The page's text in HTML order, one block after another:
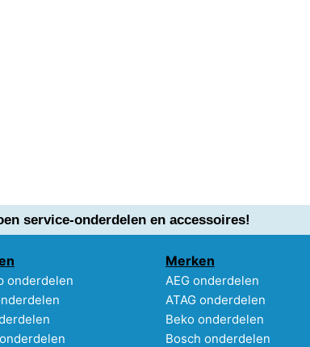
service-onderdelen en accessoires!
onderdelen
Merken
AEG onderdelen
ATAG onderdelen
Beko onderdelen
Bosch onderdelen